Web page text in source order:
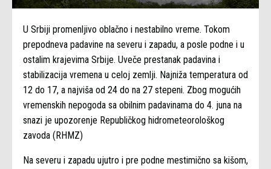
U Srbiji promenljivo oblačno i nestabilno vreme. Tokom
prepodneva padavine na severu i zapadu, a posle podne i u
ostalim krajevima Srbije. Uveče prestanak padavina i
stabilizacija vremena u celoj zemlji. Najniža temperatura od
12 do 17, a najviša od 24 do na 27 stepeni. Zbog mogućih
vremenskih nepogoda sa obilnim padavinama do 4. juna na
snazi je upozorenje Republičkog hidrometeorološkog
zavoda (RHMZ)
Na severu i zapadu ujutro i pre podne mestimično sa kišom,